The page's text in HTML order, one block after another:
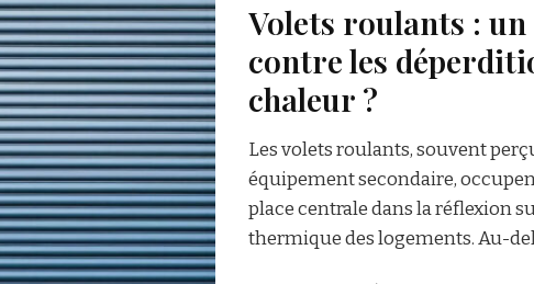
Volets roulants :
contre les
chaleur ?
Les volets roulants, souvent
équipement secondaire,
place centrale dans la réflexion
thermique des logements. Au-